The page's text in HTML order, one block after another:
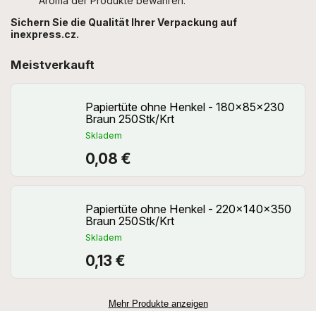
Sichern Sie die Qualität Ihrer Verpackung auf
inexpress.cz.
Meistverkauft
Papiertüte ohne Henkel - 180x85x230
Braun 250Stk/Krt
Skladem
0,08 €
Papiertüte ohne Henkel - 220x140x350
Braun 250Stk/Krt
Skladem
0,13 €
Mehr Produkte anzeigen